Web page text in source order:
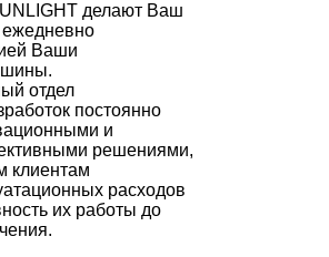
делают Ваш
Ваши
отдел
постоянно
и
решениями,
клиентам
расходов
их работы до